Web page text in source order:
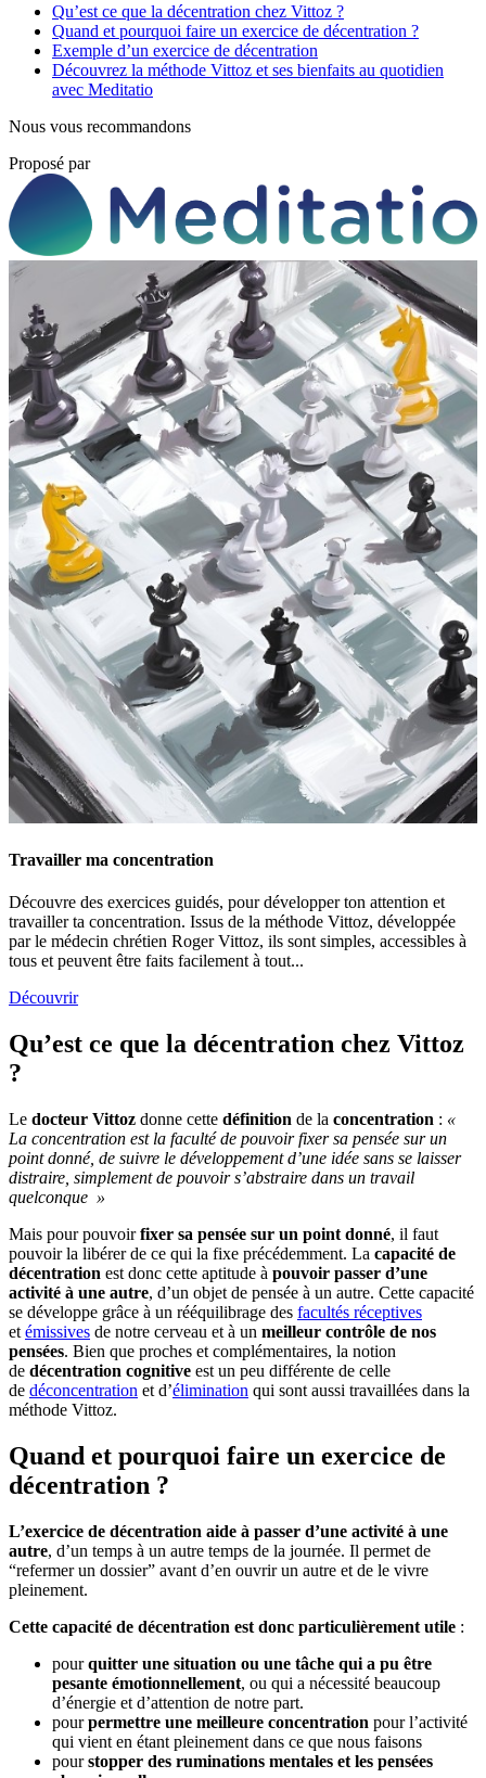
Qu’est ce que la décentration chez Vittoz ?
Quand et pourquoi faire un exercice de décentration ?
Exemple d’un exercice de décentration
Découvrez la méthode Vittoz et ses bienfaits au quotidien
avec Meditatio
Nous vous recommandons
Proposé par
Travailler ma concentration
Découvre des exercices guidés, pour développer ton attention et
travailler ta concentration. Issus de la méthode Vittoz, développée
par le médecin chrétien Roger Vittoz, ils sont simples, accessibles à
tous et peuvent être faits facilement à tout...
Découvrir
Qu’est ce que la décentration chez Vittoz
?
Le docteur Vittoz donne cette définition de la concentration : «
La concentration est la faculté de pouvoir fixer sa pensée sur un
point donné, de suivre le développement d’une idée sans se laisser
distraire, simplement de pouvoir s’abstraire dans un travail
quelconque »
Mais pour pouvoirfixer sa pensée sur un point donné, il faut
pouvoir la libérer de ce qui la fixe précédemment. La capacité de
décentration est donc cette aptitude à pouvoir passer d’une
activité à une autre, d’un objet de pensée à un autre. Cette capacité
se développe grâce à un rééquilibrage des facultés réceptives
et émissives de notre cerveau et à un meilleur contrôle de nos
pensées. Bien que proches et complémentaires, la notion
de décentration cognitive est un peu différente de celle
de déconcentration et d’élimination qui sont aussi travaillées dans la
méthode Vittoz.
Quand et pourquoi faire un exercice de
décentration ?
L’exercice de décentration aide à passer d’une activité à une
autre, d’un temps à un autre temps de la journée. Il permet de
“refermer un dossier” avant d’en ouvrir un autre et de le vivre
pleinement.
Cette capacité de décentration est donc particulièrement utile :
pourquitter une situation ou une tâche qui a pu être
pesante émotionnellement, ou qui a nécessité beaucoup
d’énergie et d’attention de notre part.
pourpermettre une meilleure concentration pour l’activité
qui vient en étant pleinement dans ce que nous faisons
pourstopper des ruminations mentales et les pensées